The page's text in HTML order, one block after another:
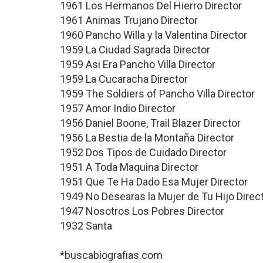
1961 Los Hermanos Del Hierro Director
1961 Animas Trujano Director
1960 Pancho Willa y la Valentina Director
1959 La Ciudad Sagrada Director
1959 Asi Era Pancho Villa Director
1959 La Cucaracha Director
1959 The Soldiers of Pancho Villa Director
1957 Amor Indio Director
1956 Daniel Boone, Trail Blazer Director
1956 La Bestia de la Montaña Director
1952 Dos Tipos de Cuidado Director
1951 A Toda Maquina Director
1951 Que Te Ha Dado Esa Mujer Director
1949 No Desearas la Mujer de Tu Hijo
1947 Nosotros Los Pobres Director
1932 Santa
*buscabiografias.com